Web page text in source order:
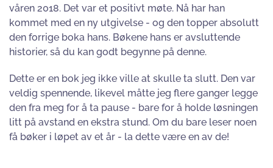
våren 2018. Det var et positivt møte. Nå har han
kommet med en ny utgivelse - og den topper absolutt
den forrige boka hans. Bøkene hans er avsluttende
historier, så du kan godt begynne på denne.
Dette er en bok jeg ikke ville at skulle ta slutt. Den var
veldig spennende, likevel måtte jeg flere ganger legge
den fra meg for å ta pause - bare for å holde løsningen
litt på avstand en ekstra stund. Om du bare leser noen
få bøker i løpet av et år - la dette være en av de!